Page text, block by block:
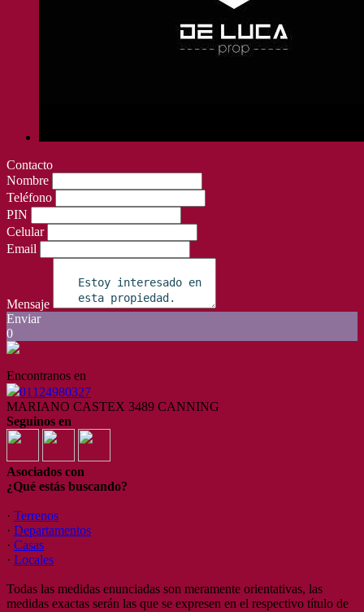
Contacto
Nombre
Teléfono
PIN
Celular
Email
Mensaje
Enviar
0
Encontranos en
01124980327
MARIANO CASTEX 3489 CANNING
Seguinos en
Asociados con
¿Qué estás buscando?
· Terrenos
· Departamentos
· Casas
· Locales
Todas las medidas enunciadas son meramente orientativas, las
medidas exactas serán las que se expresen en el respectivo título de